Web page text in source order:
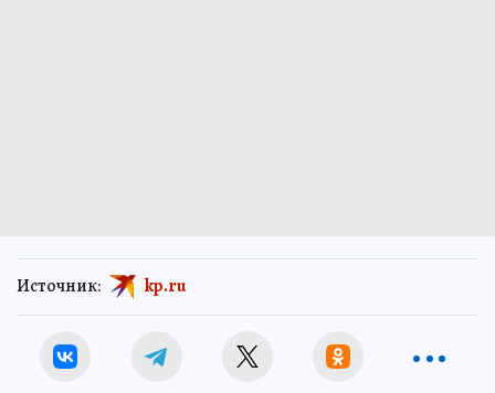
Источник: kp.ru